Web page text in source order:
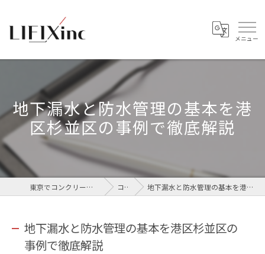
地下漏水と防水管理の基本を港
区杉並区の事例で徹底解説
東京でコンクリートなら株式会社LIFIX コラム 地下漏水と防水管理の基本を港区杉並区の事例で徹底解説
地下漏水と防水管理の基本を港区杉並区の
事例で徹底解説